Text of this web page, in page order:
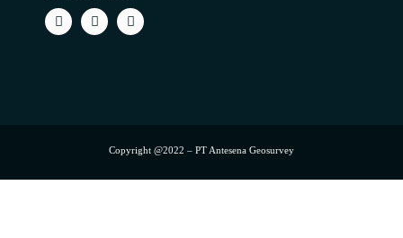
Copyright @2022 – PT Antesena Geosurvey